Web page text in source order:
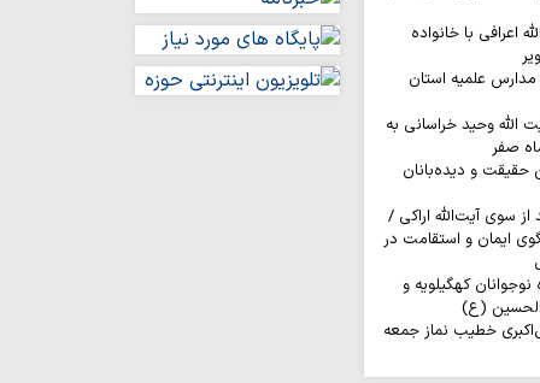
اعرافی با خانواده
علمیه استان
الله وحید خراسانی به
صفر
حقیقت و دیده‌بانان
سوی آیت‌الله اراکی /
ایمان و استقامت در
۲۰۰ نفره نوجوانان کهگیلویه و
الحسین (ع)
خطیب نماز جمعه